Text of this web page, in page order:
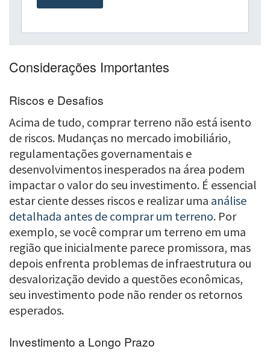
Considerações Importantes
Riscos e Desafios
Acima de tudo, comprar terreno não está isento
de riscos. Mudanças no mercado imobiliário,
regulamentações governamentais e
desenvolvimentos inesperados na área podem
impactar o valor do seu investimento. É essencial
estar ciente desses riscos e realizar uma análise
detalhada antes de comprar um terreno. Por
exemplo, se você comprar um terreno em uma
região que inicialmente parece promissora, mas
depois enfrenta problemas de infraestrutura ou
desvalorização devido a questões econômicas,
seu investimento pode não render os retornos
esperados.
Investimento a Longo Prazo